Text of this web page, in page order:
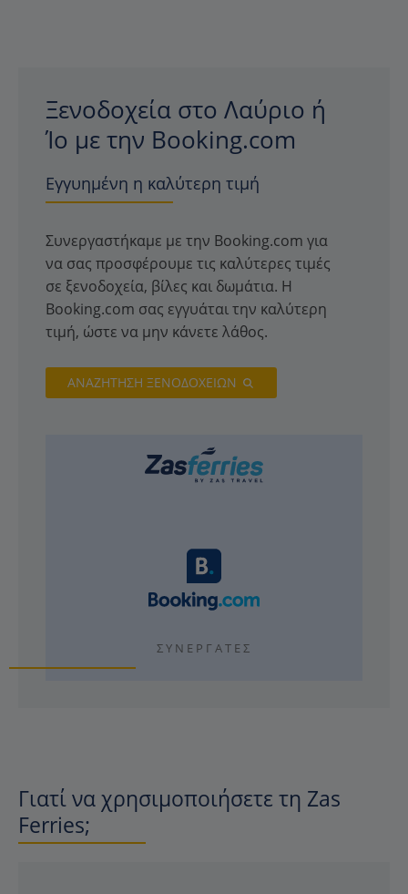
Ξενοδοχεία στο Λαύριο ή
Ίο με την Booking.com
Εγγυημένη η καλύτερη τιμή
Συνεργαστήκαμε με την Booking.com για
να σας προσφέρουμε τις καλύτερες τιμές
σε ξενοδοχεία, βίλες και δωμάτια. Η
Booking.com σας εγγυάται την καλύτερη
τιμή, ώστε να μην κάνετε λάθος.
ΑΝΑΖΗΤΗΣΗ ΞΕΝΟΔΟΧΕΙΩΝ
ΣΥΝΕΡΓΆΤΕΣ
Γιατί να χρησιμοποιήσετε τη Zas
Ferries;